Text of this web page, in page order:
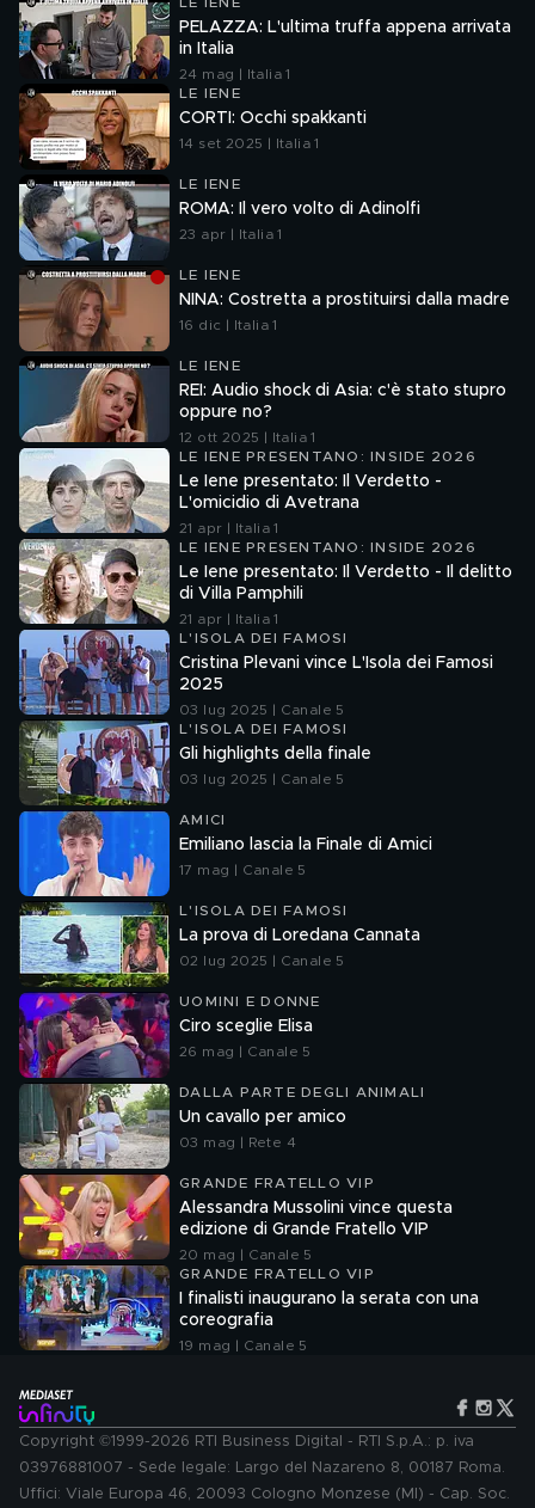
PELAZZA: L'ultima truffa appena arrivata
in Italia
24 mag | Italia 1
LE IENE
CORTI: Occhi spakkanti
14 set 2025 | Italia 1
LE IENE
ROMA: Il vero volto di Adinolfi
23 apr | Italia 1
LE IENE
NINA: Costretta a prostituirsi dalla madre
16 dic | Italia 1
LE IENE
REI: Audio shock di Asia: c'è stato stupro
oppure no?
12 ott 2025 | Italia 1
LE IENE PRESENTANO: INSIDE 2026
Le Iene presentato: Il Verdetto -
L'omicidio di Avetrana
21 apr | Italia 1
LE IENE PRESENTANO: INSIDE 2026
Le Iene presentato: Il Verdetto - Il delitto
di Villa Pamphili
21 apr | Italia 1
L'ISOLA DEI FAMOSI
Cristina Plevani vince L'Isola dei Famosi
2025
03 lug 2025 | Canale 5
L'ISOLA DEI FAMOSI
Gli highlights della finale
03 lug 2025 | Canale 5
AMICI
Emiliano lascia la Finale di Amici
17 mag | Canale 5
L'ISOLA DEI FAMOSI
La prova di Loredana Cannata
02 lug 2025 | Canale 5
UOMINI E DONNE
Ciro sceglie Elisa
26 mag | Canale 5
DALLA PARTE DEGLI ANIMALI
Un cavallo per amico
03 mag | Rete 4
GRANDE FRATELLO VIP
Alessandra Mussolini vince questa
edizione di Grande Fratello VIP
20 mag | Canale 5
GRANDE FRATELLO VIP
I finalisti inaugurano la serata con una
coreografia
19 mag | Canale 5
Copyright ©1999-2026 RTI Business Digital - RTI S.p.A.: p. iva
03976881007 - Sede legale: Largo del Nazareno 8, 00187 Roma.
Uffici: Viale Europa 46, 20093 Cologno Monzese (MI) - Cap. Soc.